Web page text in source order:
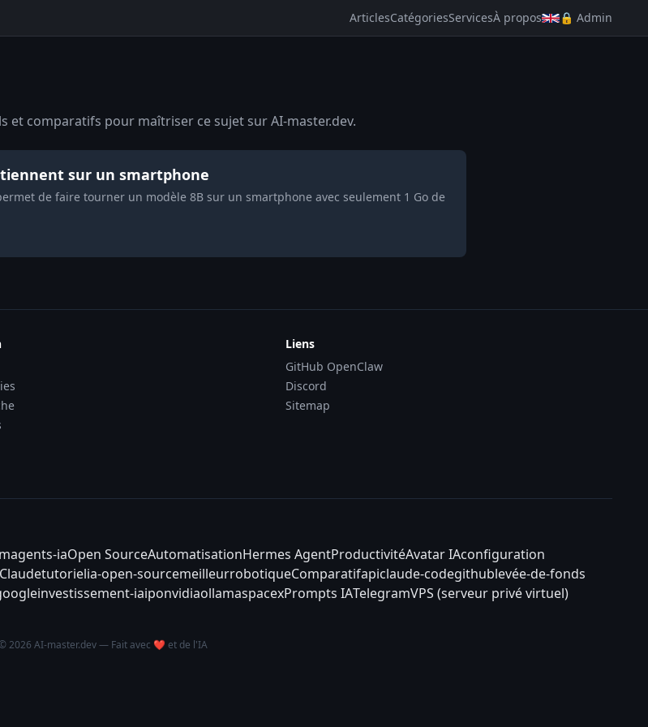
ArticlesCatégoriesServicesÀ propos 🔒 Admin
et comparatifs pour maîtriser ce sujet sur AI-master.dev.
tiennent sur un smartphone
de faire tourner un modèle 8B sur un smartphone avec seulement 1 Go de
Liens
GitHub OpenClaw
Discord
Sitemap
agents-iaOpen SourceAutomatisationHermes AgentProductivitéAvatar IAconfiguration
Claudetutorielia-open-sourcemeilleurrobotiqueComparatifapiclaude-codegithublevée-de-fonds
investissement-iaiponvidiaollamaspacexPrompts IATelegramVPS (serveur privé virtuel)
2026 AI-master.dev — Fait avec ❤️ et de l'IA